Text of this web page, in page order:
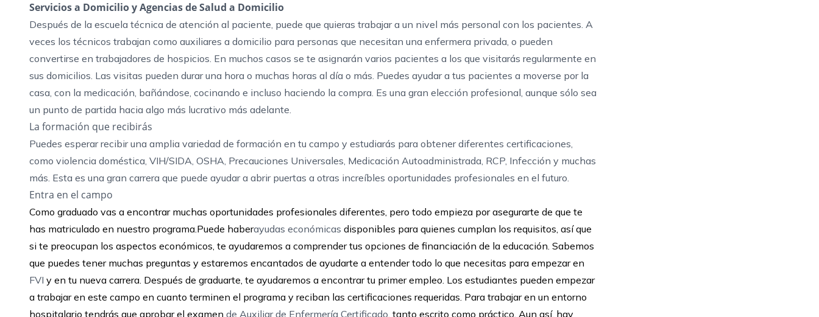
Servicios a Domicilio y Agencias de Salud a Domicilio
Después de la escuela técnica de atención al paciente, puede que quieras trabajar a un nivel más personal con los pacientes. A
veces los técnicos trabajan como auxiliares a domicilio para personas que necesitan una enfermera privada, o pueden
convertirse en trabajadores de hospicios. En muchos casos se te asignarán varios pacientes a los que visitarás regularmente en
sus domicilios. Las visitas pueden durar una hora o muchas horas al día o más. Puedes ayudar a tus pacientes a moverse por la
casa, con la medicación, bañándose, cocinando e incluso haciendo la compra. Es una gran elección profesional, aunque sólo sea
un punto de partida hacia algo más lucrativo más adelante.
La formación que recibirás
Puedes esperar recibir una amplia variedad de formación en tu campo y estudiarás para obtener diferentes certificaciones,
como violencia doméstica, VIH/SIDA, OSHA, Precauciones Universales, Medicación Autoadministrada, RCP, Infección y muchas
más. Esta es una gran carrera que puede ayudar a abrir puertas a otras increíbles oportunidades profesionales en el futuro.
Entra en el campo
Como graduado vas a encontrar muchas oportunidades profesionales diferentes, pero todo empieza por asegurarte de que te
has matriculado en nuestro programa.Puede haberayudas económicas disponibles para quienes cumplan los requisitos, así que
si te preocupan los aspectos económicos, te ayudaremos a comprender tus opciones de financiación de la educación. Sabemos
que puedes tener muchas preguntas y estaremos encantados de ayudarte a entender todo lo que necesitas para empezar en
FVI y en tu nueva carrera. Después de graduarte, te ayudaremos a encontrar tu primer empleo. Los estudiantes pueden empezar
a trabajar en este campo en cuanto terminen el programa y reciban las certificaciones requeridas. Para trabajar en un entorno
hospitalario tendrás que aprobar el examen de Auxiliar de Enfermería Certificado, tanto escrito como práctico. Aun así, hay